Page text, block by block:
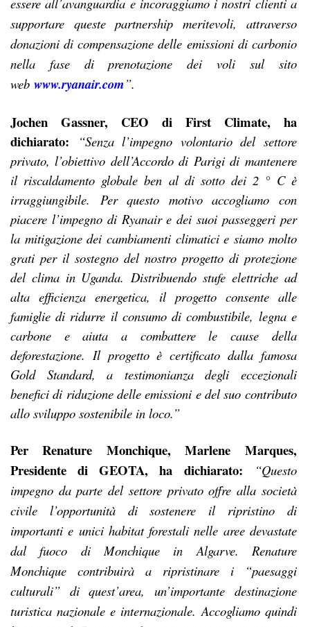
supportare queste partnership meritevoli, attraverso
donazioni di compensazione delle emissioni di carbonio
nella fase di prenotazione dei voli sul sito
web www.ryanair.com”.
Jochen Gassner, CEO di First Climate, ha
dichiarato:
“Senza l’impegno volontario del settore
privato, l’obiettivo dell’Accordo di Parigi di mantenere
il riscaldamento globale ben al di sotto dei 2 ° C è
irraggiungibile.
Per questo motivo accogliamo con
piacere l’impegno di Ryanair e dei suoi passeggeri per
la mitigazione dei cambiamenti climatici e siamo molto
grati per il sostegno del nostro progetto di protezione
del clima in Uganda. Distribuendo stufe elettriche ad
alta efficienza energetica, il progetto consente alle
famiglie di ridurre il consumo di combustibile, legna e
carbone e aiuta a combattere le cause della
deforestazione. Il progetto è certificato dalla famosa
Gold Standard, a testimonianza degli eccezionali
benefici di riduzione delle emissioni e del suo contributo
allo sviluppo sostenibile in loco.”
Per Renature Monchique, Marlene Marques,
Presidente di GEOTA, ha dichiarato:
“Questo
impegno da parte del settore privato offre alla società
civile l’opportunità di sostenere il ripristino di
importanti e unici habitat forestali nelle aree devastate
dal fuoco di Monchique in Algarve. Renature
Monchique contribuirà a ripristinare i “paesaggi
culturali” di quest’area, un’importante destinazione
turistica nazionale e internazionale.Accogliamo quindi